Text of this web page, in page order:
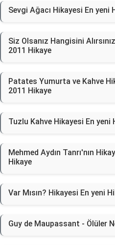
Sevgi Ağacı Hikayesi En yeni
Siz Olsanız Hangisini
2011 Hikaye
Patates Yumurta ve Kahve
2011 Hikaye
Tuzlu Kahve Hikayesi En yeni
Mehmed Aydın Tanrı'nın
Hikaye
Var Mısın? Hikayesi En yeni
Guy de Maupassant - Ölüler